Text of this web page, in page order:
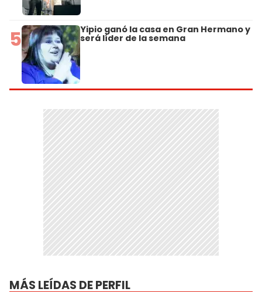
5 Yipio ganó la casa en Gran Hermano y
será líder de la semana
MÁS LEÍDAS DE PERFIL